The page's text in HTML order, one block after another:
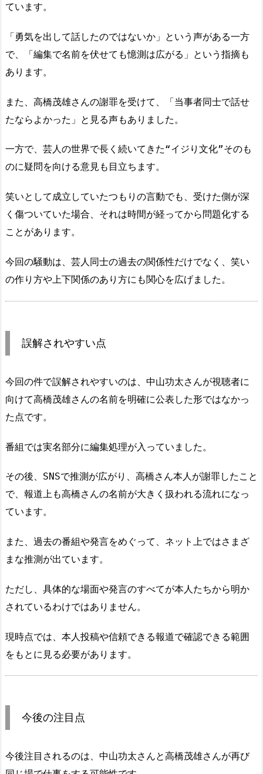
ています。
「勇気を出して話したのではないか」という声がある一方
で、「編集で名前を伏せても憶測は広がる」という指摘も
あります。
また、高橋茂雄さんの謝罪を受けて、「当事者同士で話せ
たならよかった」と見る声もありました。
一方で、芸人の世界で長く続いてきた“イジり文化”そのも
のに疑問を向ける意見も目立ちます。
笑いとして成立していたつもりの言動でも、受けた側が深
く傷ついていた場合、それは時間が経ってから問題化する
ことがあります。
今回の騒動は、芸人同士の過去の関係性だけでなく、笑い
の作り方や上下関係のあり方にも関心を広げました。
誤解されやすい点
今回の件で誤解されやすいのは、中山功太さんが視聴者に
向けて高橋茂雄さんの名前を明確に公表した形ではなかっ
た点です。
番組では実名部分に編集処理が入っていました。
その後、SNSで推測が広がり、高橋さん本人が謝罪したこと
で、報道上も高橋さんの名前が大きく扱われる流れになっ
ています。
また、過去の番組や発言をめぐって、ネット上ではさまざ
まな推測が出ています。
ただし、具体的な場面や発言のすべてが本人たちから明か
されているわけではありません。
現時点では、本人投稿や信頼できる報道で確認できる範囲
をもとに見る必要があります。
今後の注目点
今後注目されるのは、中山功太さんと高橋茂雄さんが再び